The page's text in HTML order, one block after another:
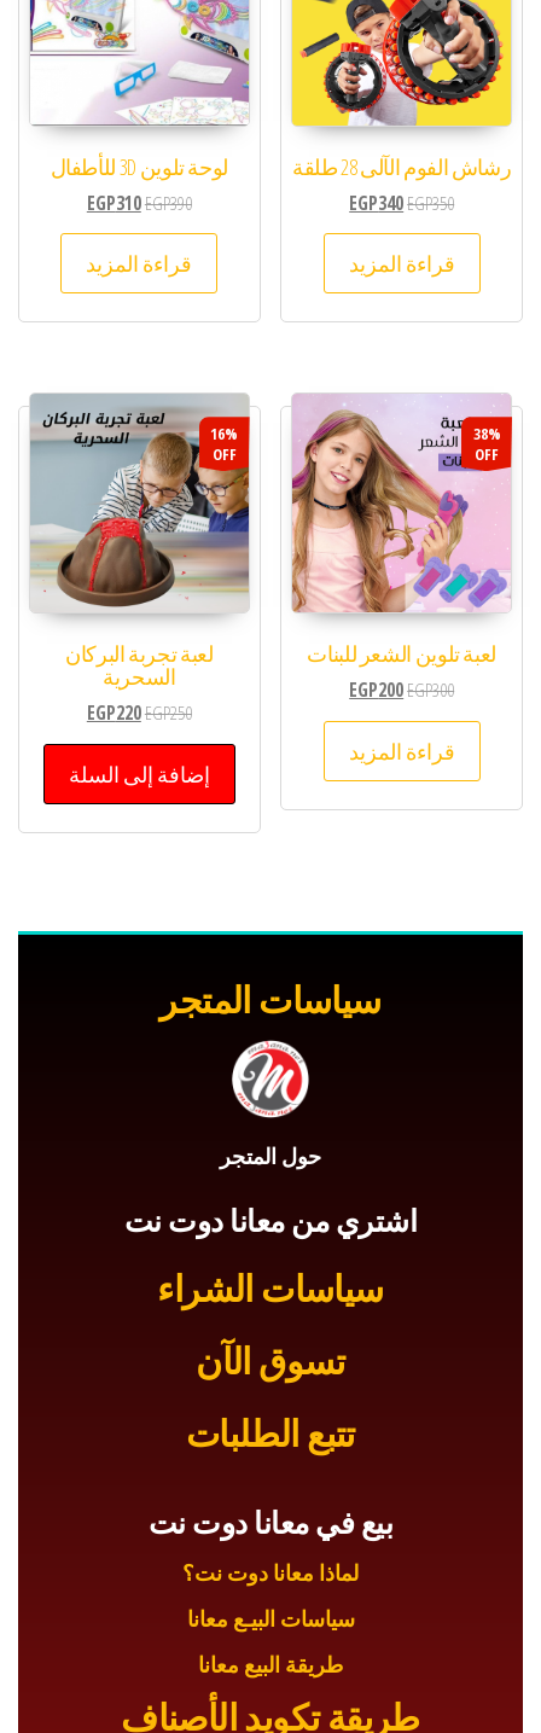
رشاش الفوم الآلى 28 طلقة
EGP350
EGP340
قراءة المزيد
لوحة تلوين 3D للأطفال
EGP390
EGP310
قراءة المزيد
38%
OFF
لعبة تلوين الشعر للبنات
EGP300
EGP200
قراءة المزيد
16%
OFF
لعبة تجربة البركان
السحرية
EGP250
EGP220
إضافة إلى السلة
سياسات المتجر
حول المتجر
اشتري من معانا دوت نت
سياسات الشراء
تسوق الآن
تتبع الطلبات
بيع في معانا دوت نت
لماذا معانا دوت نت؟
سياسات البيـع معانا
طريقة البيع معانا
طريقة تكويد الأصناف